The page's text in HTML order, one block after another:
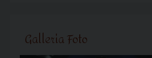
Galleria Foto